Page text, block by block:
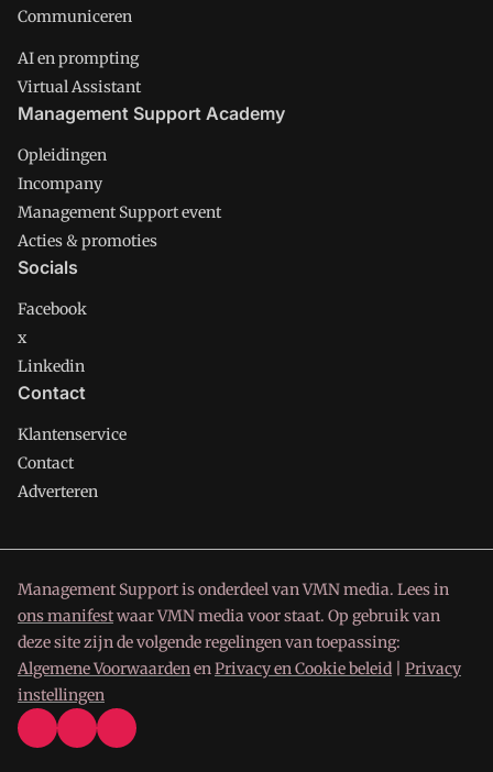
Communiceren
AI en prompting
Virtual Assistant
Management Support Academy
Opleidingen
Incompany
Management Support event
Acties & promoties
Socials
Facebook
x
Linkedin
Contact
Klantenservice
Contact
Adverteren
Management Support is onderdeel van VMN media. Lees in
ons manifestwaar VMN media voor staat. Op gebruik van
deze site zijn de volgende regelingen van toepassing:
Algemene VoorwaardenenPrivacy en Cookie beleid
Privacy
instellingen